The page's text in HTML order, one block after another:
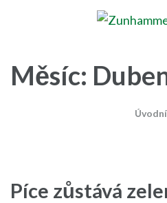
(stiskněte
Enter)
Měsíc:
Píce zůstává